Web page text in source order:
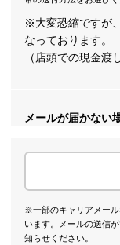
※大変恐縮ですが
なっております。
（店頭での現金渡
メールが届かない
※一部のキャリアメー
います。メールの送信
知らせください。